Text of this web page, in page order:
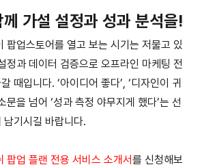
가설 설정과 성과 분석을!
팝업스토어를 열고 보는 시기는 저물고 있
정과 데이터 검증으로 오프라인 마케팅 전
때입니다. ‘아이디어 좋다’, ‘디자인이 귀
문을 넘어 ‘성과 측정 야무지게 했다’는 선
남기시길 바랍니다.
팝업 플랜 전용 서비스 소개서를 신청해보